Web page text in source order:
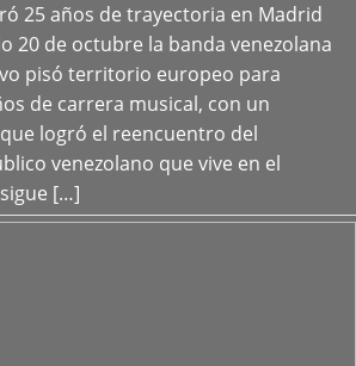
25 años de trayectoria en Madrid
20 de octubre la banda venezolana
pisó territorio europeo para
de carrera musical, con un
logró el reencuentro del
venezolano que vive en el
[…]
+